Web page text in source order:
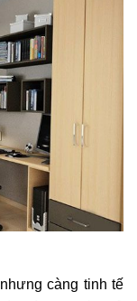
càng tinh tế